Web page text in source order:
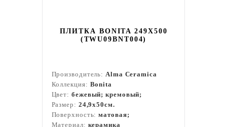
ПЛИТКА BONITA 249X500
(TWU09BNT004)
Производитель:Alma Ceramica
Коллекция: Bonita
Цвет: бежевый; кремовый;
Размер: 24,9x50см.
Поверхность:матовая;
Материал: керамика